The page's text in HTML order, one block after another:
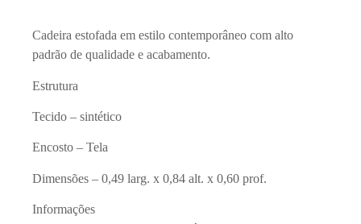
Cadeira estofada em estilo contemporâneo com alto
padrão de qualidade e acabamento.
Estrutura
Tecido – sintético
Encosto – Tela
Dimensões – 0,49 larg. x 0,84 alt. x 0,60 prof.
Informações